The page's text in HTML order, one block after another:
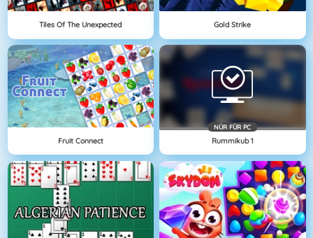
Tiles Of The Unexpected Gold Strike
Fruit Connect
NÜR FÜR PC
Rummikub 1